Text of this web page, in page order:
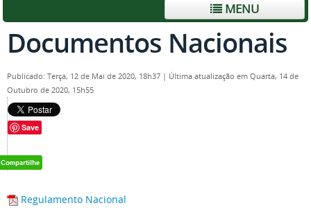
MENU
Documentos Nacionais
Publicado: Terça, 12 de Mai de 2020, 18h37 | Última atualização em Quarta, 14 de
Outubro de 2020, 15h55
Save
Regulamento Nacional